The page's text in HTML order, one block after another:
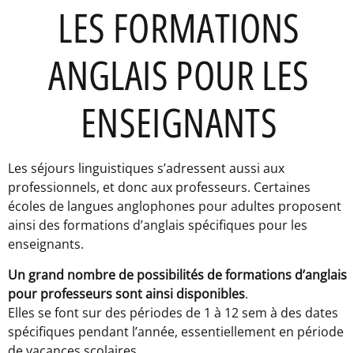
LES FORMATIONS
ANGLAIS POUR LES
ENSEIGNANTS
Les séjours linguistiques s’adressent aussi aux
professionnels, et donc aux professeurs. Certaines
écoles de langues anglophones pour adultes proposent
ainsi des formations d’anglais spécifiques pour les
enseignants.
Un grand nombre de possibilités de formations d’anglais
pour professeurs sont ainsi disponibles.
Elles se font sur des périodes de 1 à 12 sem à des dates
spécifiques pendant l’année, essentiellement en période